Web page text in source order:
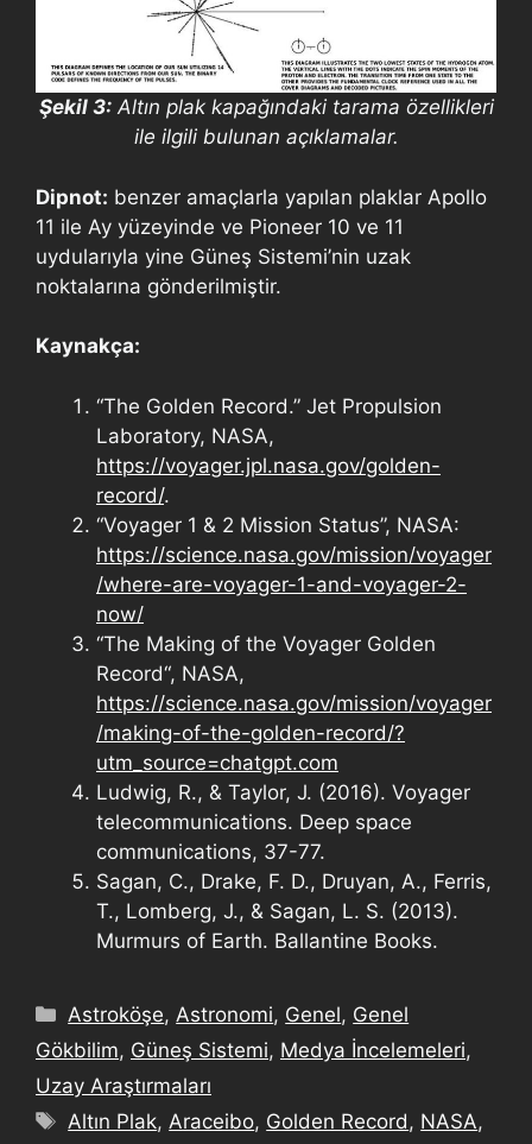
Şekil 3:Altın plak kapağındaki tarama özellikleri
ile ilgili bulunan açıklamalar.
Dipnot: benzer amaçlarla yapılan plaklar Apollo
11 ile Ay yüzeyinde ve Pioneer 10 ve 11
uydularıyla yine Güneş Sistemi’nin uzak
noktalarına gönderilmiştir.
Kaynakça:
“The Golden Record.” Jet Propulsion
Laboratory, NASA,
https://voyager.jpl.nasa.gov/golden-
record/.
“Voyager 1 & 2 Mission Status”, NASA:
https://science.nasa.gov/mission/voyager
/where-are-voyager-1-and-voyager-2-
now/
“The Making of the Voyager Golden
Record“, NASA,
https://science.nasa.gov/mission/voyager
/making-of-the-golden-record/?
utm_source=chatgpt.com
Ludwig, R., & Taylor, J. (2016). Voyager
telecommunications. Deep space
communications, 37-77.
Sagan, C., Drake, F. D., Druyan, A., Ferris,
T., Lomberg, J., & Sagan, L. S. (2013).
Murmurs of Earth. Ballantine Books.
Astroköşe, Astronomi, Genel, Genel
Gökbilim, Güneş Sistemi, Medya İncelemeleri,
Uzay Araştırmaları
Altın Plak, Araceibo, Golden Record , NASA,